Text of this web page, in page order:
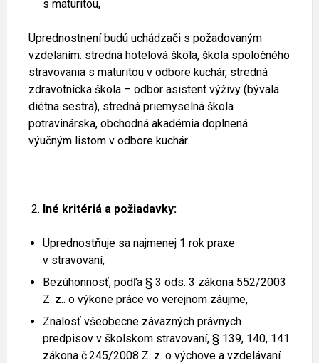
s maturitou,
Uprednostnení budú uchádzači s požadovaným
vzdelaním: stredná hotelová škola, škola spoločného
stravovania s maturitou v odbore kuchár, stredná
zdravotnícka škola – odbor asistent výživy (bývala
diétna sestra), stredná priemyselná škola
potravinárska, obchodná akadémia doplnená
výučným listom v odbore kuchár.
Iné kritériá a požiadavky:
Uprednostňuje sa najmenej 1 rok praxe
v stravovaní,
Bezúhonnosť, podľa § 3 ods. 3 zákona 552/2003
Z. z.. o výkone práce vo verejnom záujme,
Znalosť všeobecne záväzných právnych
predpisov v školskom stravovaní, § 139, 140, 141
zákona č.245/2008 Z. z. o výchove a vzdelávaní